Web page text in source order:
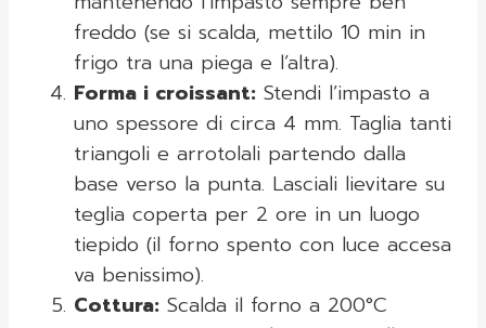
freddo (se si scalda, mettilo 10 min in
frigo tra una piega e l’altra).
Forma i croissant: Stendi l’impasto a
uno spessore di circa 4 mm. Taglia tanti
triangoli e arrotolali partendo dalla
base verso la punta. Lasciali lievitare su
teglia coperta per 2 ore in un luogo
tiepido (il forno spento con luce accesa
va benissimo).
Cottura: Scalda il forno a 200°C